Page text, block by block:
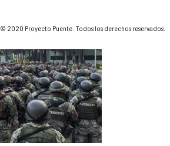
© 2020 Proyecto Puente. Todos los derechos reservados.